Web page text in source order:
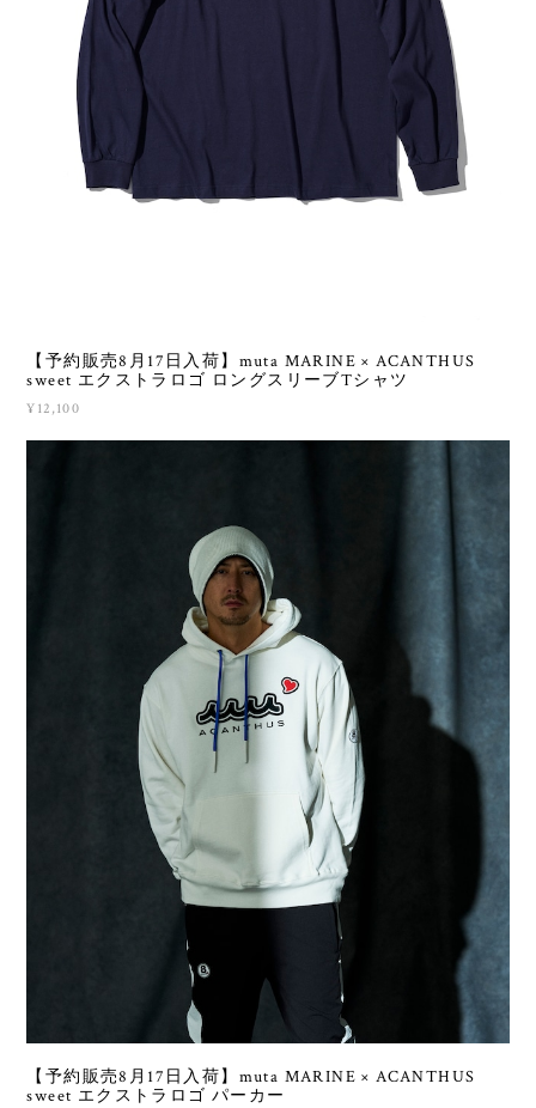
【予約販売8月17日入荷】muta MARINE × ACANTHUS
sweet エクストラロゴ ロングスリーブTシャツ
¥12,100
【予約販売8月17日入荷】muta MARINE × ACANTHUS
sweet エクストラロゴ パーカー